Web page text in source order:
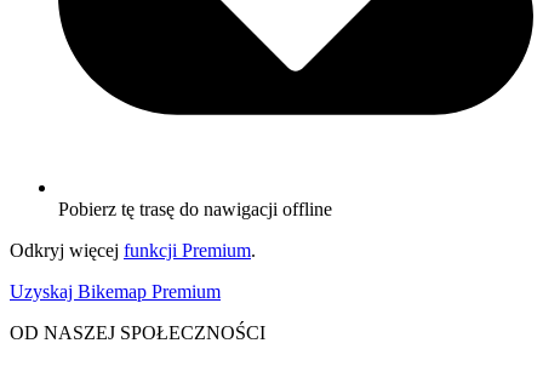
Pobierz tę trasę do nawigacji offline
Odkryj więcej funkcji Premium.
Uzyskaj Bikemap Premium
OD NASZEJ SPOŁECZNOŚCI